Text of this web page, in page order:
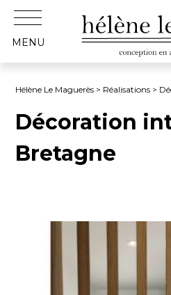
MENU
Hélène Le Maguerès > Réalisations >
Décoration
Bretagne